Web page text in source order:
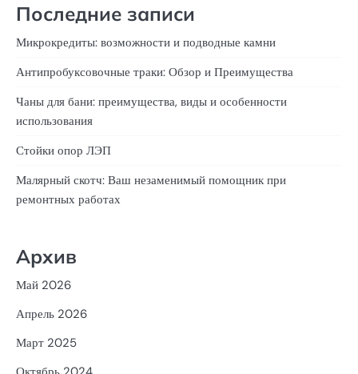
Последние записи
Микрокредиты: возможности и подводные камни
Антипробуксовочные траки: Обзор и Преимущества
Чаны для бани: преимущества, виды и особенности
использования
Стойки опор ЛЭП
Малярный скотч: Ваш незаменимый помощник при
ремонтных работах
Архив
Май 2026
Апрель 2026
Март 2025